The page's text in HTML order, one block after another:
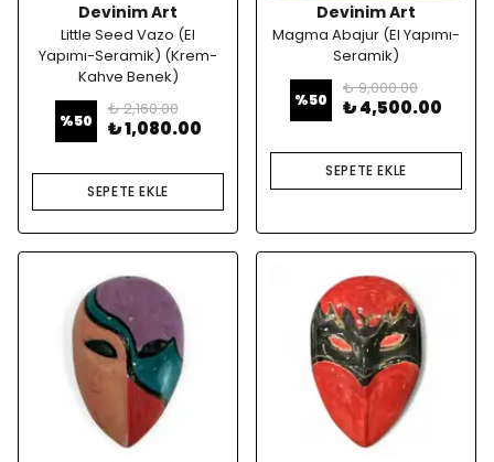
Devinim Art
Little Seed Vazo (El
Yapımı-Seramik) (Krem-
Kahve Benek)
%50
₺ 2,160.00
₺ 1,080.00
SEPETE EKLE
Devinim Art
Magma Abajur (El Yapımı-
Seramik)
%50
₺ 9,000.00
₺ 4,500.00
SEPETE EKLE